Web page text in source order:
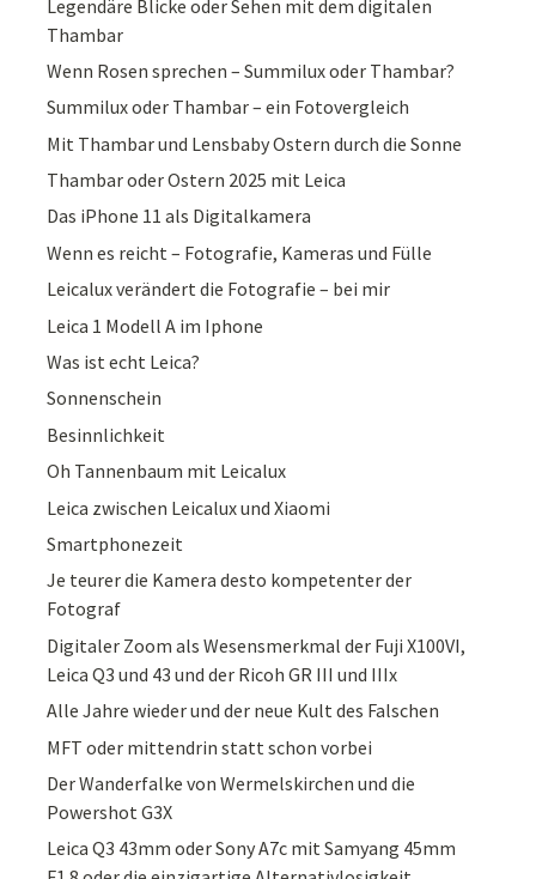
Legendäre Blicke oder Sehen mit dem digitalen
Thambar
Wenn Rosen sprechen – Summilux oder Thambar?
Summilux oder Thambar – ein Fotovergleich
Mit Thambar und Lensbaby Ostern durch die Sonne
Thambar oder Ostern 2025 mit Leica
Das iPhone 11 als Digitalkamera
Wenn es reicht – Fotografie, Kameras und Fülle
Leicalux verändert die Fotografie – bei mir
Leica 1 Modell A im Iphone
Was ist echt Leica?
Sonnenschein
Besinnlichkeit
Oh Tannenbaum mit Leicalux
Leica zwischen Leicalux und Xiaomi
Smartphonezeit
Je teurer die Kamera desto kompetenter der
Fotograf
Digitaler Zoom als Wesensmerkmal der Fuji X100VI,
Leica Q3 und 43 und der Ricoh GR III und IIIx
Alle Jahre wieder und der neue Kult des Falschen
MFT oder mittendrin statt schon vorbei
Der Wanderfalke von Wermelskirchen und die
Powershot G3X
Leica Q3 43mm oder Sony A7c mit Samyang 45mm